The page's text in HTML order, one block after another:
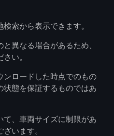
索から表示できます。
異なる場合があるため、
い。
ロードした時点でのもの
状態を保証するものではあ
、車両サイズに制限があ
います。